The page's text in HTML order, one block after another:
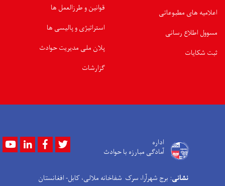
اعلامیه های مطبوعاتی
مسوول اطلاع رسانی
ثبت شکایات
قوانین و طرزالعمل ها
استراتیژی و پالیسی ها
پلان ملی مدیریت حوادث
گزارشات
اداره
آمادگی مبارزه با حوادث
YoutubeLinkedInFacebook
نشانی: برج شهرآرا، سرک شفاخانه ملالی، کابل- افغانستان